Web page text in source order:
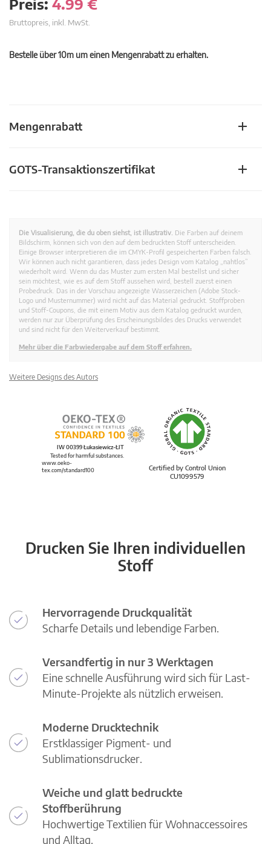
Preis: 4.99 €
Bruttopreis, inkl. MwSt.
Bestelle über 10m um einen Mengenrabatt zu erhalten.
Mengenrabatt
GOTS-Transaktionszertifikat
Die Visualisierung, die du oben siehst, ist illustrativ. Die Farben auf deinem
Bildschirm, können sich von den auf dem bedruckten Stoff unterscheiden.
Einige Browser interpretieren die im CMYK-Profil gespeicherten Farben falsch.
Wir können auch nicht garantieren, dass jedes Design vom Katalog „nahtlos”
wiederholt wird. Wenn du das Muster zum ersten Mal bestellst und sicher
sein möchtest, wie es auf dem Stoff aussehen wird, bestell zuerst einen
Probedruck. Das in der Vorschau angezeigte Wasserzeichen (Adobe Stock-
Logo und Musternummer) wird nicht auf das Material gedruckt. Stoffproben
und Stoff-Coupons, die mit einem Motiv aus dem Katalog gedruckt wurden,
werden nur zur Überprüfung des Erscheinungsbildes des Drucks verwendet
und sind nicht für den Weiterverkauf bestimmt.
Mehr über die Farbwiedergabe auf dem Stoff erfahren.
Weitere Designs des Autors
Certified by Control Union
CU1099579
IW 00399 Łukasiewicz-ŁIT
Tested for harmful substances.
www.oeko-
tex.com/standard100
Drucken Sie Ihren individuellen
Stoff
Hervorragende Druckqualität
Scharfe Details und lebendige Farben.
Versandfertig in nur 3 Werktagen
Eine schnelle Ausführung wird sich für Last-
Minute-Projekte als nützlich erweisen.
Moderne Drucktechnik
Erstklassiger Pigment- und
Sublimationsdrucker.
Weiche und glatt bedruckte
Stoffberührung
Hochwertige Textilien für Wohnaccessoires
und Alltag.